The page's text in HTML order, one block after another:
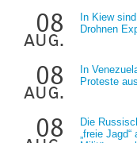
08
aug.
In Kiew
Drohnen
08
aug.
In
Proteste
08
Die
„freie